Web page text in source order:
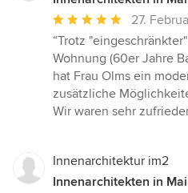
Durchschnittliche
Bewertung:
5
von
5
Sternen
27.
“Trotz
Wohnung (60er Jahre
hat Frau Olms ein
zusätzliche
Wir waren sehr
Innenarchitektur im2
Innenarchitekten in